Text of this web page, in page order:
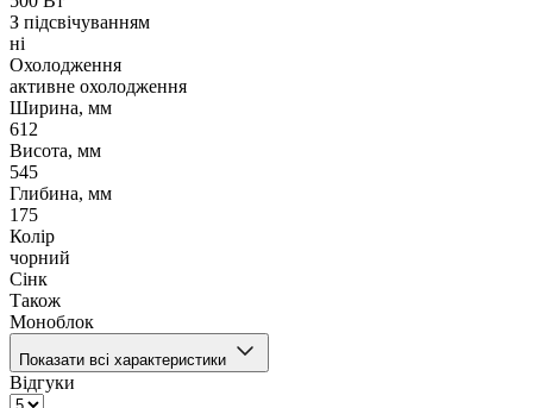
З підсвічуванням
ні
Охолодження
активне охолодження
Ширина, мм
612
Висота, мм
545
Глибина, мм
175
Колір
чорний
Сінк
Також
Моноблок
Показати всі характеристики
Відгуки